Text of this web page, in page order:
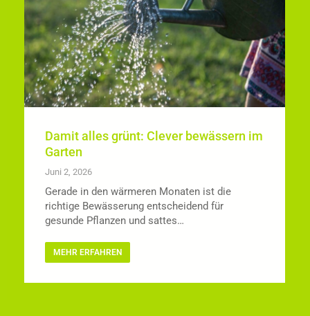
Damit alles grünt: Clever bewässern im
Garten
Juni 2, 2026
Gerade in den wärmeren Monaten ist die
richtige Bewässerung entscheidend für
gesunde Pflanzen und sattes…
MEHR ERFAHREN